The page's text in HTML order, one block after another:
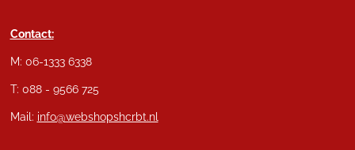
Contact:
M: 06-1333 6338
T: 088 - 9566 725
Mail: info@webshopshcrbt.nl